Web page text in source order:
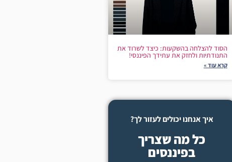
הסוד להצלחה בהשקעות: כיצד לשרוד את
התנודתיות ולחזק את עתידך הפיננסי!
קרא עוד »
איך אנחנו יכולים לעזור לך?
כל מה שצריך
בפיננסים